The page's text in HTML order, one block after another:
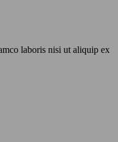
laboris nisi ut aliquip ex